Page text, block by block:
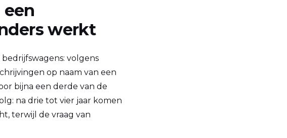
werkt
volgens
op naam van een
bijna een derde van de
na drie tot vier jaar komen
terwijl de vraag van